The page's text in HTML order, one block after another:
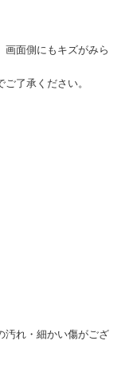
画面側にもキズがみら
了承ください。
汚れ・細かい傷がござ